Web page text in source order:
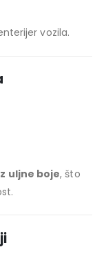
vozila.
uljne boje, što